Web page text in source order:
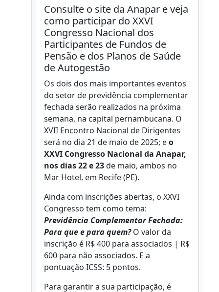
Consulte o site da Anapar e veja
como participar do XXVI
Congresso Nacional dos
Participantes de Fundos de
Pensão e dos Planos de Saúde
de Autogestão
Os dois dos mais importantes eventos
do setor de previdência complementar
fechada serão realizados na próxima
semana, na capital pernambucana. O
XVII Encontro Nacional de Dirigentes
será no dia 21 de maio de 2025; eo
XXVI Congresso Nacional da Anapar,
nos dias 22 e 23de maio, ambos no
Mar Hotel, em Recife (PE).
Ainda com inscrições abertas, o XXVI
Congresso tem como tema:
Previdência Complementar Fechada:
Para que e para quem?O valor da
inscrição é R$ 400 para associados | R$
600 para não associados. E a
pontuação ICSS: 5 pontos.
Para garantir a sua participação, é